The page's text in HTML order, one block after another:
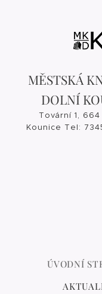
MĚSTSKÁ
DOLNÍ
Tovární 1,
Kounice Tel:
ÚVODNÍ